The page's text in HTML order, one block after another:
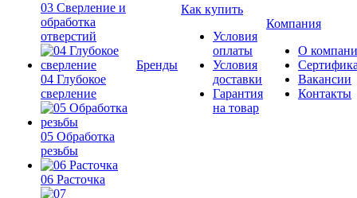
03 Сверление и
обработка
отверстий
04 Глубокое
сверление
05 Обработка
резьбы
06 Расточка
Бренды
Как купить
Условия
оплаты
Условия
доставки
Гарантия
на товар
Компания
О
Вакансии
Контакты